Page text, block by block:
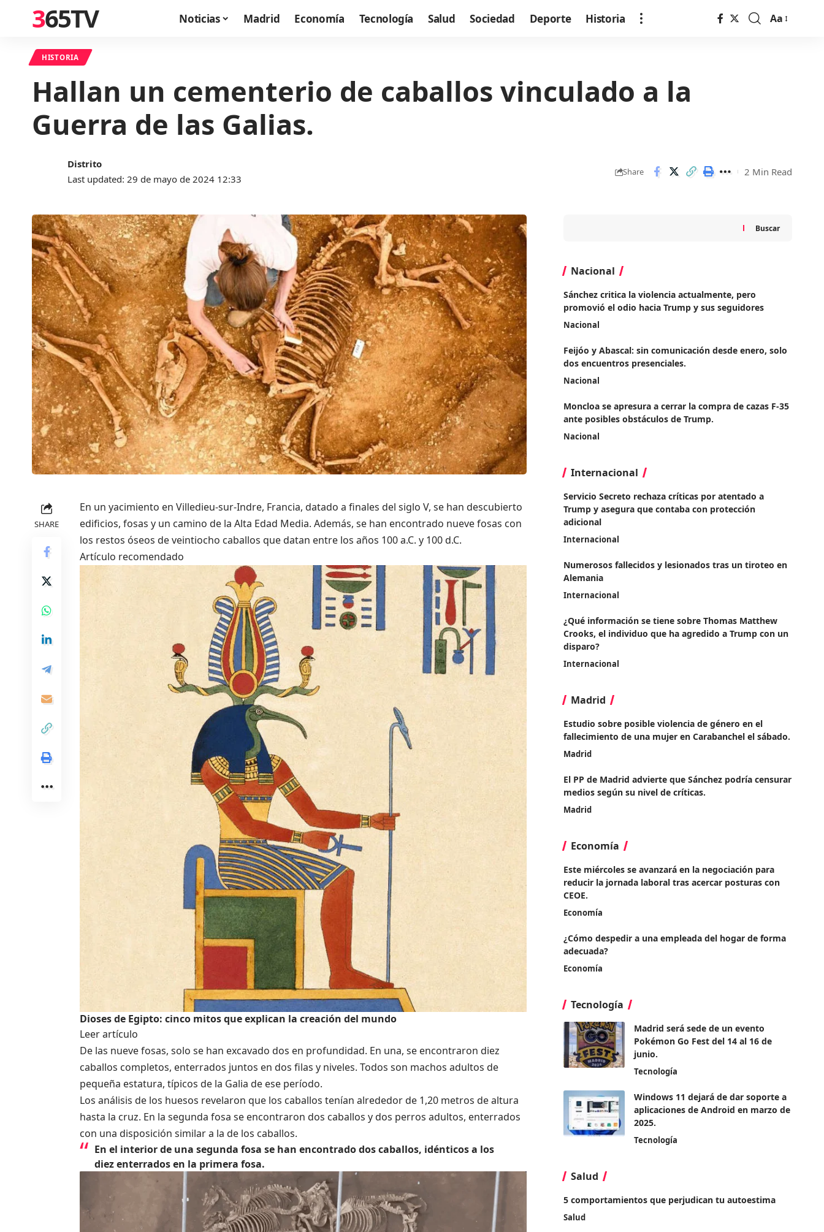
365TV Noticias Madrid Economía Tecnología Salud Sociedad Deporte Historia
Font
Aa
HISTORIA
Hallan un cementerio de caballos vinculado a la
Guerra de las Galias.
Last updated: 29 de mayo de 2024 12:33
Distrito
Share 2 Min Read
SHARE
En un yacimiento en Villedieu-sur-Indre, Francia, datado a finales del siglo V, se han descubierto
edificios, fosas y un camino de la Alta Edad Media. Además, se han encontrado nueve fosas con
los restos óseos de veintiocho caballos que datan entre los años 100 a.C. y 100 d.C.
Artículo recomendado
Dioses de Egipto: cinco mitos que explican la creación del mundo
Leer artículo
De las nueve fosas, solo se han excavado dos en profundidad. En una, se encontraron diez
caballos completos, enterrados juntos en dos filas y niveles. Todos son machos adultos de
pequeña estatura, típicos de la Galia de ese período.
Los análisis de los huesos revelaron que los caballos tenían alrededor de 1,20 metros de altura
hasta la cruz. En la segunda fosa se encontraron dos caballos y dos perros adultos, enterrados
con una disposición similar a la de los caballos.
En el interior de una segunda fosa se han encontrado dos caballos, idénticos a los
diez enterrados en la primera fosa.
Buscar
Nacional
Sánchez critica la violencia actualmente, pero
promovió el odio hacia Trump y sus seguidores
Nacional
Feijóo y Abascal: sin comunicación desde enero, solo
dos encuentros presenciales.
Nacional
Moncloa se apresura a cerrar la compra de cazas F-35
ante posibles obstáculos de Trump.
Nacional
Internacional
Servicio Secreto rechaza críticas por atentado a
Trump y asegura que contaba con protección
adicional
Internacional
Numerosos fallecidos y lesionados tras un tiroteo en
Alemania
Internacional
¿Qué información se tiene sobre Thomas Matthew
Crooks, el individuo que ha agredido a Trump con un
disparo?
Internacional
Madrid
Estudio sobre posible violencia de género en el
fallecimiento de una mujer en Carabanchel el sábado.
Madrid
El PP de Madrid advierte que Sánchez podría censurar
medios según su nivel de críticas.
Madrid
Economía
Este miércoles se avanzará en la negociación para
reducir la jornada laboral tras acercar posturas con
CEOE.
Economía
¿Cómo despedir a una empleada del hogar de forma
adecuada?
Economía
Tecnología
Madrid será sede de un evento
Pokémon Go Fest del 14 al 16 de
junio.
Tecnología
Windows 11 dejará de dar soporte a
aplicaciones de Android en marzo de
2025.
Tecnología
Salud
5 comportamientos que perjudican tu autoestima
Salud